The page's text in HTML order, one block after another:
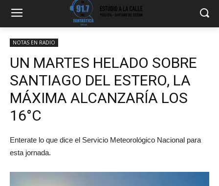
NOTAS EN RADIO
UN MARTES HELADO SOBRE
SANTIAGO DEL ESTERO, LA
MÁXIMA ALCANZARÍA LOS
16°C
Enterate lo que dice el Servicio Meteorológico Nacional para
esta jornada.